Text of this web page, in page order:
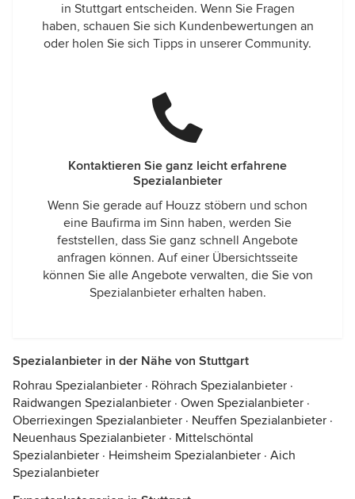
in Stuttgart entscheiden. Wenn Sie Fragen
haben, schauen Sie sich Kundenbewertungen an
oder holen Sie sich Tipps in unserer Community.
Kontaktieren Sie ganz leicht erfahrene
Spezialanbieter
Wenn Sie gerade auf Houzz stöbern und schon
eine Baufirma im Sinn haben, werden Sie
feststellen, dass Sie ganz schnell Angebote
anfragen können. Auf einer Übersichtsseite
können Sie alle Angebote verwalten, die Sie von
Spezialanbieter erhalten haben.
Spezialanbieter in der Nähe von Stuttgart
Rohrau Spezialanbieter · Röhrach Spezialanbieter ·
Raidwangen Spezialanbieter · Owen Spezialanbieter ·
Oberriexingen Spezialanbieter · Neuffen Spezialanbieter ·
Neuenhaus Spezialanbieter · Mittelschöntal
Spezialanbieter · Heimsheim Spezialanbieter · Aich
Spezialanbieter